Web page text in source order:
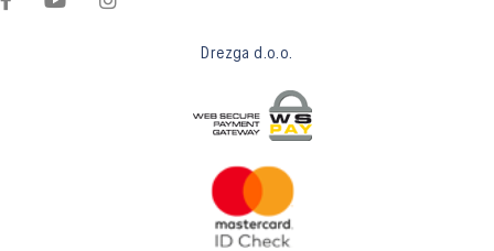
Drezga d.o.o.